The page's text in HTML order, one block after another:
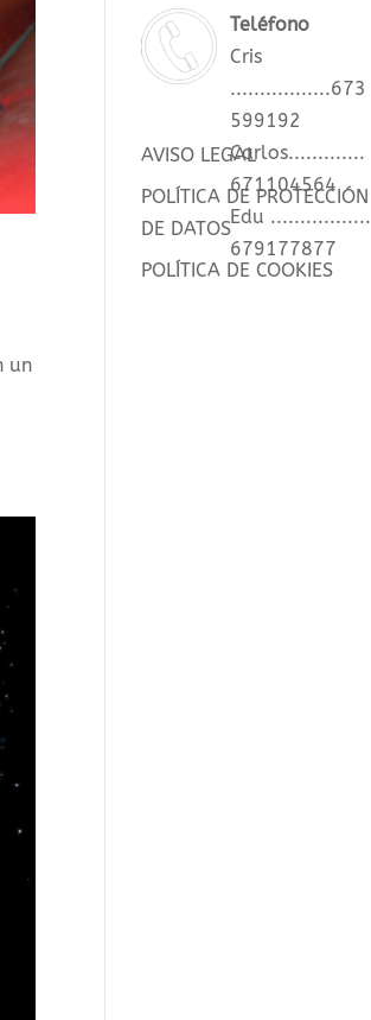
un
Teléfono
Cris
.................673
599192
Carlos.............
671104564
Edu .................
679177877
AVISO LEGAL
POLÍTICA DE PROTECCIÓN
DE DATOS
POLÍTICA DE COOKIES